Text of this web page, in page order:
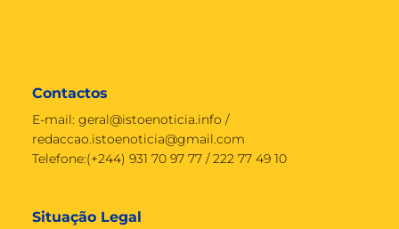
Contactos
E-mail: geral@istoenoticia.info /
redaccao.istoenoticia@gmail.com
Telefone:(+244) 931 70 97 77 / 222 77 49 10
Situação Legal